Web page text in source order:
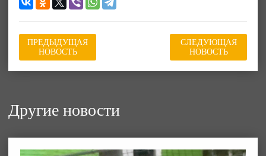
ПРЕДЫДУЩАЯ
НОВОСТЬ
СЛЕДУЮЩАЯ
НОВОСТЬ
Другие новости